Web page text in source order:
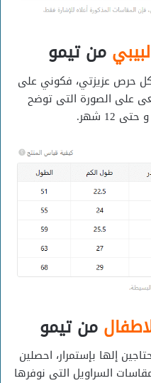
من تيمو
حرص عزيزتي، فكوني على
على الصورة التى توضح
من تيمو
إلها بإستمرار، احصلين
السراويل التى نوفرها